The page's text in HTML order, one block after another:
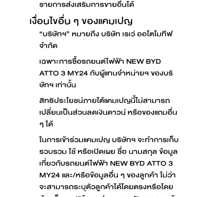
รายการส่งเสริมการขายอื่นได้
เงื่อนไขอื่น ๆ ของแคมเปญ
“บริษัทฯ” หมายถึง บริษัท เรเว่ ออโตโมทีฟ
จำกัด
เฉพาะการซื้อรถยนต์ไฟฟ้า NEW BYD
ATTO 3 MY24 กับผู้แทนจำหน่ายฯ ของบริ
ษัทฯ เท่านั้น
สิทธิประโยชน์ภายใต้แคมเปญนี้ไม่สามารถ
เปลี่ยนเป็นส่วนลดเงินดาวน์ หรือของแถมอื่น
ๆ ได้
ในการเข้าร่วมแคมเปญ บริษัทฯ จะทำการเก็บ
รวบรวม ใช้ หรือเปิดเผย ชื่อ นามสกุล ข้อมูล
เกี่ยวกับรถยนต์ไฟฟ้า NEW BYD ATTO 3
MY24 และ/หรือข้อมูลอื่น ๆ ของลูกค้า ไม่ว่า
จะสามารถระบุตัวลูกค้าได้โดยตรงหรือโดย